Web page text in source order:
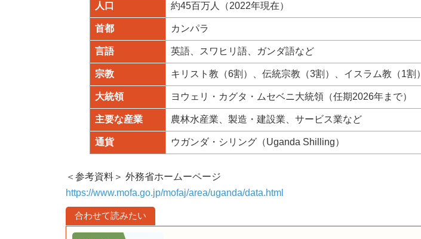
人口 約45百万人（2022年現在）
首都 カンパラ
言語 英語、スワヒリ語、ガンダ語など
宗教 キリスト教（6割）、伝統宗教（3割）、イスラム教（1割）
大統領 ヨウェリ・カグタ・ムセベニ大統領（任期2026年まで）
主要な産業 農林水産業、製造・建設業、サービス業など
通貨 ウガンダ・シリング（Uganda Shilling）
＜参考資料＞ 外務省ホームーページ
https://www.mofa.go.jp/mofaj/area/uganda/data.html